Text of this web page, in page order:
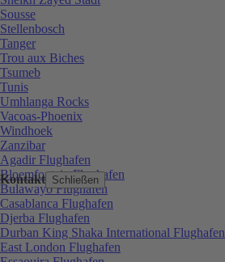
Kontakt Schließen
Sousse
Stellenbosch
Tanger
Trou aux Biches
Tsumeb
Tunis
Umhlanga Rocks
Vacoas-Phoenix
Windhoek
Zanzibar
Agadir Flughafen
Bloemfontein Flughafen
Bulawayo Flughafen
Casablanca Flughafen
Djerba Flughafen
Durban King Shaka International Flughafen
East London Flughafen